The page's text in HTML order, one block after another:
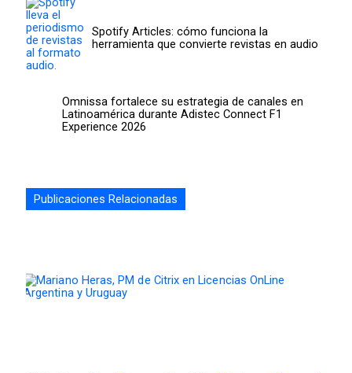
Spotify Articles: cómo funciona la
herramienta que convierte revistas en audio
Omnissa fortalece su estrategia de canales en
Latinoamérica durante Adistec Connect F1
Experience 2026
Publicaciones Relacionadas